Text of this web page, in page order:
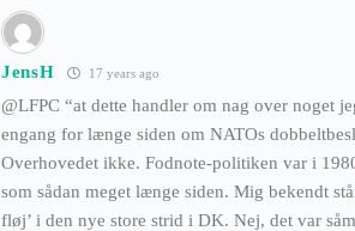
JensH 17 years ago
@LFPC “at dette handler om nag over noget
engang for længe siden om NATOs
Overhovedet ikke. Fodnote-politiken var i
som sådan meget længe siden. Mig bekendt
fløj’ i den nye store strid i DK. Nej, det var